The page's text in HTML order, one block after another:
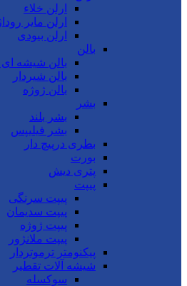
ارلن خلاء
ارلن مایر
ارلن بیودی
بالن
بالن شیشه
بالن شیردار
بالن ژوژه
بشر
بشر بلند
بشر فیلیپس
بطری درپیچ دار
بورت
پتری دیش
پیپت
پیپت سرنگی
پیپت سدیمان
پیپت ژوژه
پیپت ملانژور
پیکنومتر ترموتردار
شیشه آلات تقطیر
سوکسله